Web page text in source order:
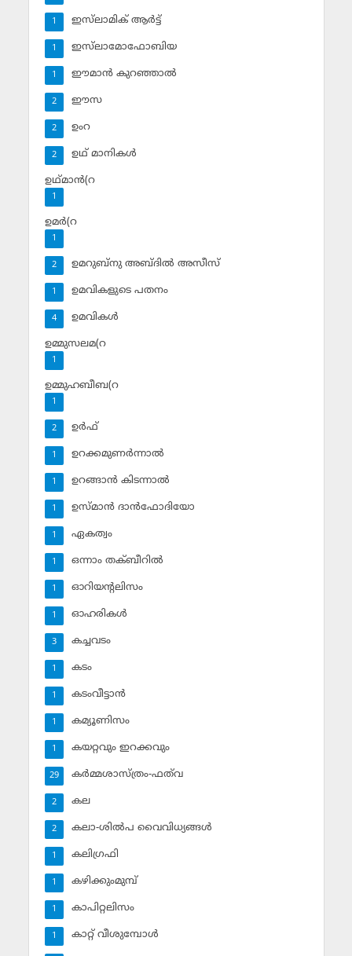
ഇസ്‌ലാമിക് ആര്‍ട്ട്
1
ഇസ്‌ലാമോഫോബിയ
1
ഈമാന്‍ കുറഞ്ഞാല്‍
1
ഈസ
2
ഉംറ
2
ഉഥ് മാനികള്‍
2
ഉഥ്മാന്‍(റ
1
ഉമര്‍(റ
1
ഉമറുബ്‌നു അബ്ദില്‍ അസീസ്‌
2
ഉമവികളുടെ പതനം
1
ഉമവികള്‍
4
ഉമ്മുസലമ(റ
1
ഉമ്മുഹബീബ(റ
1
ഉര്‍ഫ്
2
ഉറക്കമുണര്‍ന്നാല്‍
1
ഉറങ്ങാന്‍ കിടന്നാല്‍
1
ഉസ്മാന്‍ ദാന്‍ഫോദിയോ
1
ഏകത്വം
1
ഒന്നാം തക്ബീറില്‍
1
ഓറിയന്റലിസം
1
ഓഹരികള്‍
1
കച്ചവടം
3
കടം
1
കടംവീട്ടാന്‍
1
കമ്യൂണിസം
1
കയറ്റവും ഇറക്കവും
1
കര്‍മ്മശാസ്ത്രം-ഫത്‌വ
29
കല
2
കലാ-ശില്‍പ വൈവിധ്യങ്ങള്‍
2
കലിഗ്രഫി
1
കഴിക്കുംമുമ്പ്
1
കാപിറ്റലിസം
1
കാറ്റ് വീശുമ്പോള്‍
1